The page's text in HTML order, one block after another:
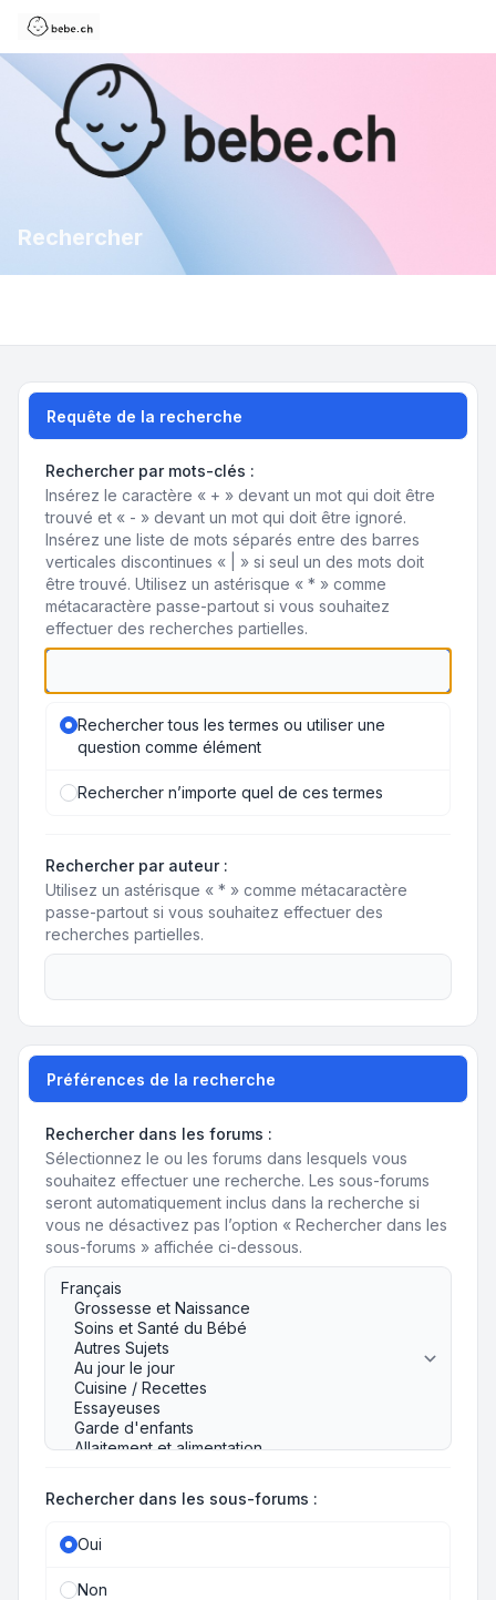
Rechercher
Requête de la recherche
Rechercher par mots-clés :
Insérez le caractère « + » devant un mot qui doit être
trouvé et « - » devant un mot qui doit être ignoré.
Insérez une liste de mots séparés entre des barres
verticales discontinues « | » si seul un des mots doit
être trouvé. Utilisez un astérisque « * » comme
métacaractère passe-partout si vous souhaitez
effectuer des recherches partielles.
Rechercher tous les termes ou utiliser une
question comme élément
Rechercher n’importe quel de ces termes
Rechercher par auteur :
Utilisez un astérisque « * » comme métacaractère
passe-partout si vous souhaitez effectuer des
recherches partielles.
Préférences de la recherche
Rechercher dans les forums :
Sélectionnez le ou les forums dans lesquels vous
souhaitez effectuer une recherche. Les sous-forums
seront automatiquement inclus dans la recherche si
vous ne désactivez pas l’option « Rechercher dans les
sous-forums » affichée ci-dessous.
Rechercher dans les sous-forums :
Oui
Non